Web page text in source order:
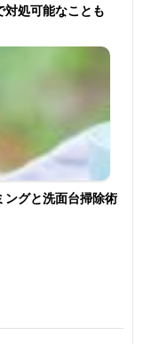
対処可能なことも
ングと洗面台掃除術